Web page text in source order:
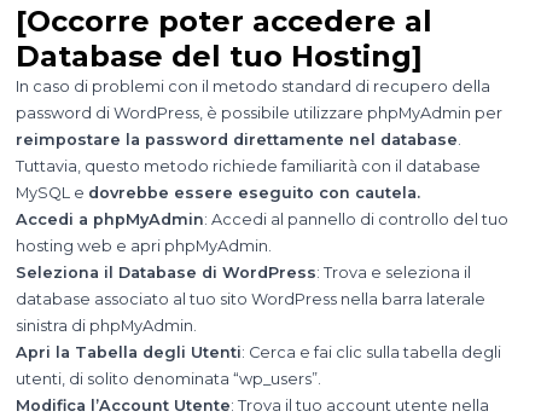
[Occorre poter accedere al
Database del tuo Hosting]
In caso di problemi con il metodo standard di recupero della
password di WordPress, è possibile utilizzare phpMyAdmin per
reimpostare la password direttamente nel database.
Tuttavia, questo metodo richiede familiarità con il database
MySQL e dovrebbe essere eseguito con cautela.
Accedi a phpMyAdmin: Accedi al pannello di controllo del tuo
hosting web e apri phpMyAdmin.
Seleziona il Database di WordPress: Trova e seleziona il
database associato al tuo sito WordPress nella barra laterale
sinistra di phpMyAdmin.
Apri la Tabella degli Utenti: Cerca e fai clic sulla tabella degli
utenti, di solito denominata “wp_users”.
Modifica l’Account Utente: Trova il tuo account utente nella